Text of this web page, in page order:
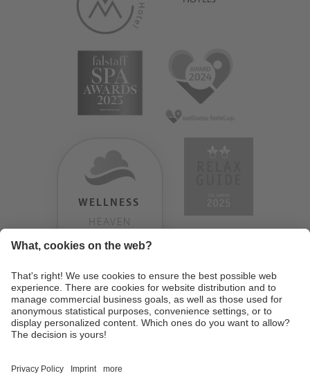
WELLNESS
HEAVEN
TESTERGEBNIS: